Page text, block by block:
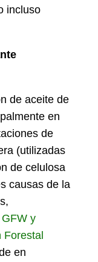
incluso
de aceite de
en
de
(utilizadas
de celulosa
causas de la
y
Forestal
en